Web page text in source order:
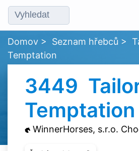
Domov > Seznam hřebců >
Temptation
3449
Temptation
WinnerHorses, s.r.o.